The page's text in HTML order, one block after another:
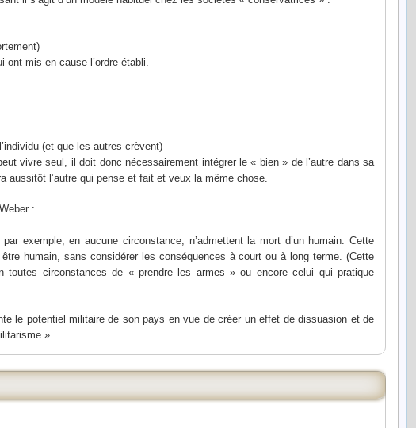
mis en cause l’ordre établi.
(et que les autres crèvent)
vivre seul, il doit donc nécessairement intégrer le « bien » de l’autre dans sa
aussitôt l’autre qui pense et fait et veux la même chose.
:
exemple, en aucune circonstance, n’admettent la mort d’un humain. Cette
humain, sans considérer les conséquences à court ou à long terme. (Cette
circonstances de « prendre les armes » ou encore celui qui pratique
le potentiel militaire de son pays en vue de créer un effet de dissuasion et de
».